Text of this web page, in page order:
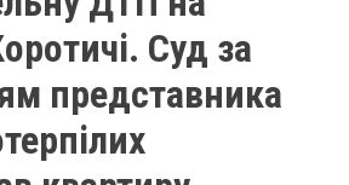
Суд за
представника